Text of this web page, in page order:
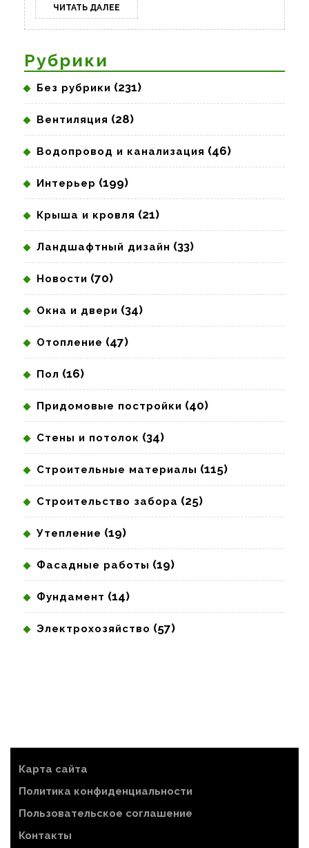
ЧИТАТЬ ДАЛЕЕ ЧИТАТЬ
ДАЛЕЕ
Рубрики
Без рубрики (231)
Вентиляция (28)
Водопровод и канализация (46)
Интерьер (199)
Крыша и кровля (21)
Ландшафтный дизайн (33)
Новости (70)
Окна и двери (34)
Отопление (47)
Пол (16)
Придомовые постройки (40)
Стены и потолок (34)
Строительные материалы (115)
Строительство забора (25)
Утепление (19)
Фасадные работы (19)
Фундамент (14)
Электрохозяйство (57)
Карта сайта
Политика конфиденциальности
Пользовательское соглашение
Контакты